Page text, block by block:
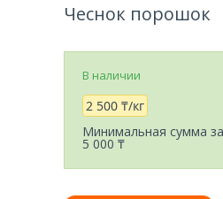
Чеснок порошок
В наличии
2 500 ₸/кг
Минимальная сумма
5 000 ₸